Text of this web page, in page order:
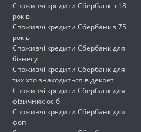
Споживчі кредити Сбербанк з 18
років
Споживчі кредити Сбербанк з 75
років
Споживчі кредити Сбербанк для
бізнесу
Споживчі кредити Сбербанк для
тих хто знаходиться в декреті
Споживчі кредити Сбербанк для
фізичних осіб
Споживчі кредити Сбербанк для
фоп